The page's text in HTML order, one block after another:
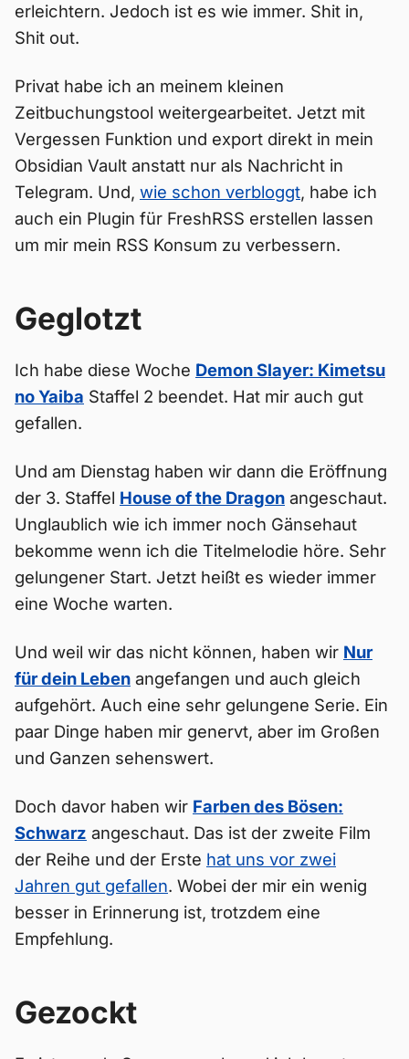
erleichtern. Jedoch ist es wie immer. Shit in,
Shit out.
Privat habe ich an meinem kleinen
Zeitbuchungstool weitergearbeitet. Jetzt mit
Vergessen Funktion und export direkt in mein
Obsidian Vault anstatt nur als Nachricht in
Telegram. Und, wie schon verbloggt, habe ich
auch ein Plugin für FreshRSS erstellen lassen
um mir mein RSS Konsum zu verbessern.
Geglotzt
Ich habe diese Woche Demon Slayer: Kimetsu
no Yaiba Staffel 2 beendet. Hat mir auch gut
gefallen.
Und am Dienstag haben wir dann die Eröffnung
der 3. Staffel House of the Dragon angeschaut.
Unglaublich wie ich immer noch Gänsehaut
bekomme wenn ich die Titelmelodie höre. Sehr
gelungener Start. Jetzt heißt es wieder immer
eine Woche warten.
Und weil wir das nicht können, haben wir Nur
für dein Leben angefangen und auch gleich
aufgehört. Auch eine sehr gelungene Serie. Ein
paar Dinge haben mir genervt, aber im Großen
und Ganzen sehenswert.
Doch davor haben wir Farben des Bösen:
Schwarz angeschaut. Das ist der zweite Film
der Reihe und der Erste hat uns vor zwei
Jahren gut gefallen. Wobei der mir ein wenig
besser in Erinnerung ist, trotzdem eine
Empfehlung.
Gezockt